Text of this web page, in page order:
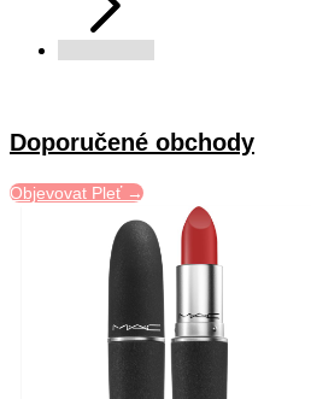
Doporučené obchody
Objevovat Pleť →